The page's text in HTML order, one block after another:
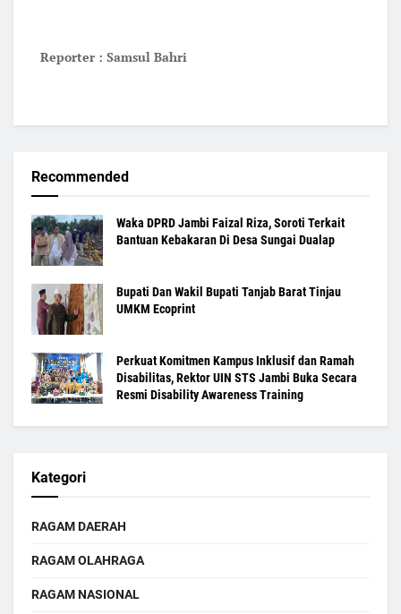
Reporter : Samsul Bahri
Recommended
Waka DPRD Jambi Faizal Riza, Soroti Terkait
Bantuan Kebakaran Di Desa Sungai Dualap
Bupati Dan Wakil Bupati Tanjab Barat Tinjau
UMKM Ecoprint
Perkuat Komitmen Kampus Inklusif dan Ramah
Disabilitas, Rektor UIN STS Jambi Buka Secara
Resmi Disability Awareness Training
Kategori
RAGAM DAERAH
RAGAM OLAHRAGA
RAGAM NASIONAL